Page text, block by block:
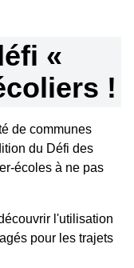
«
!
de communes
du Défi des
écoles à ne pas
l'utilisation
pour les trajets